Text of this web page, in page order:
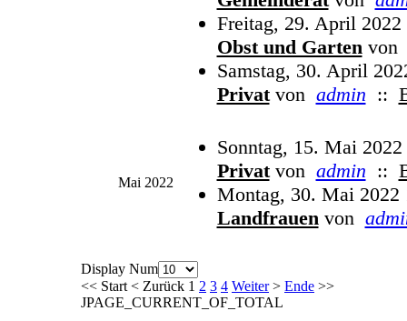
Freitag, 29. April 2022
Obst und Gartenvon
Samstag, 30. April
Privatvon admin ::
Mai 2022
Sonntag, 15. Mai 2022
Privatvon admin ::
Montag, 30. Mai 2022
Landfrauenvon
Display Num
<< Start < Zurück 1 2 3 4 Weiter> Ende >>
JPAGE_CURRENT_OF_TOTAL